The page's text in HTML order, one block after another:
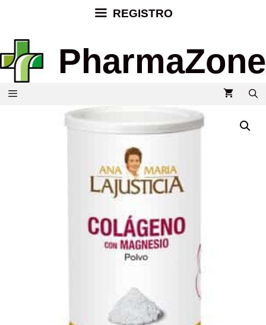
REGISTRO
PharmaZone